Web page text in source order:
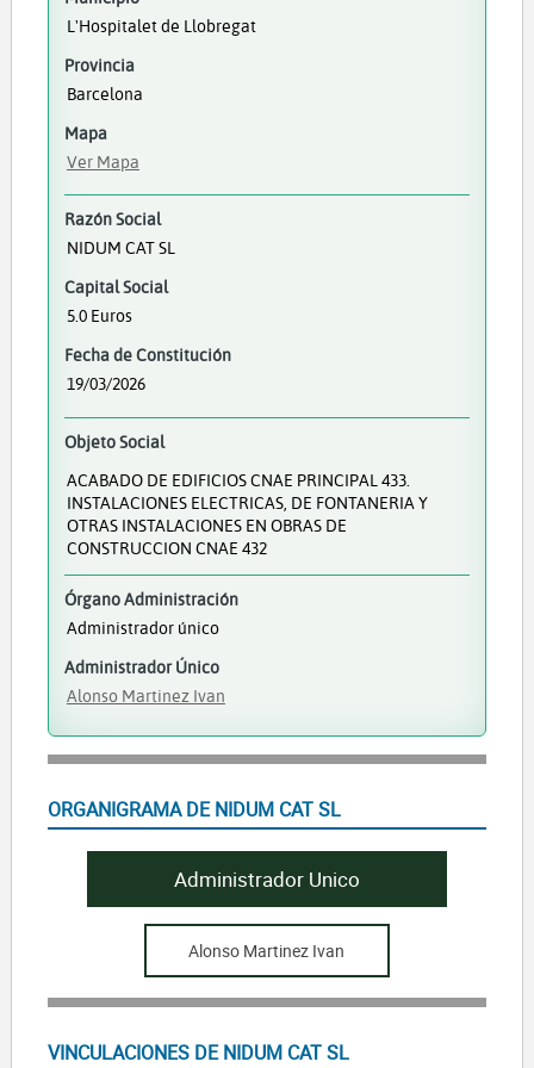
L'Hospitalet de Llobregat
Provincia
Barcelona
Mapa
Ver Mapa
Razón Social
NIDUM CAT SL
Capital Social
5.0 Euros
Fecha de Constitución
19/03/2026
Objeto Social
ACABADO DE EDIFICIOS CNAE PRINCIPAL 433.
INSTALACIONES ELECTRICAS, DE FONTANERIA Y
OTRAS INSTALACIONES EN OBRAS DE
CONSTRUCCION CNAE 432
Órgano Administración
Administrador único
Administrador Único
Alonso Martinez Ivan
ORGANIGRAMA DE NIDUM CAT SL
Administrador Unico
Alonso Martinez Ivan
VINCULACIONES DE NIDUM CAT SL